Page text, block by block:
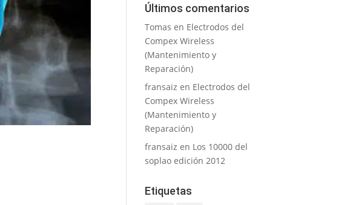
Últimos comentarios
Tomas en Electrodos del
Compex Wireless
(Mantenimiento y
Reparación)
fransaiz en Electrodos del
Compex Wireless
(Mantenimiento y
Reparación)
fransaiz en Los 10000 del
soplao edición 2012
Etiquetas